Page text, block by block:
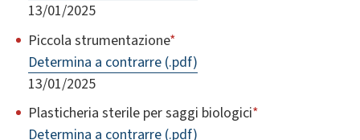
13/01/2025
Piccola strumentazione*
Determina a contrarre (.pdf)
13/01/2025
Plasticheria sterile per saggi biologici*
Determina a contrarre (.pdf)